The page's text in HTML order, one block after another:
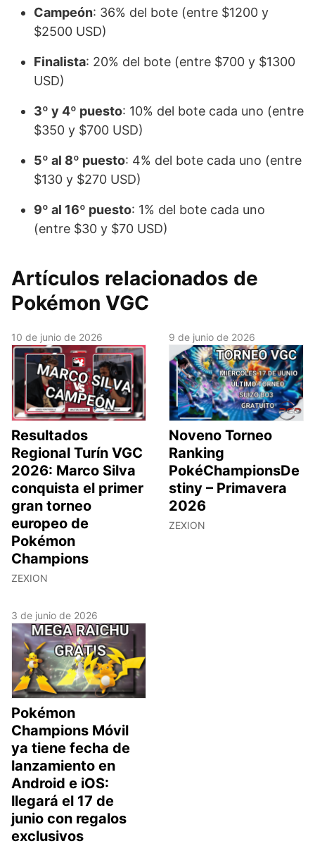
Campeón: 36% del bote (entre $1200 y
$2500 USD)
Finalista: 20% del bote (entre $700 y $1300
USD)
3º y 4º puesto: 10% del bote cada uno (entre
$350 y $700 USD)
5º al 8º puesto: 4% del bote cada uno (entre
$130 y $270 USD)
9º al 16º puesto: 1% del bote cada uno
(entre $30 y $70 USD)
Artículos relacionados de
Pokémon VGC
10 de junio de 2026
Resultados
Regional Turín VGC
2026: Marco Silva
conquista el primer
gran torneo
europeo de
Pokémon
Champions
ZEXION
9 de junio de 2026
Noveno Torneo
Ranking
PokéChampionsDe
stiny – Primavera
2026
ZEXION
3 de junio de 2026
Pokémon
Champions Móvil
ya tiene fecha de
lanzamiento en
Android e iOS:
llegará el 17 de
junio con regalos
exclusivos